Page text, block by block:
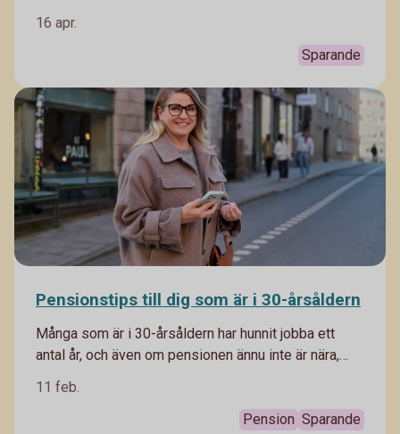
vara klokt att spara i olika sparformer. Häng med,
Madelén Falkenhäll, Swedbanks ekonom för
16 apr.
Sparande
Pensionstips till dig som är i 30-årsåldern
Många som är i 30-årsåldern har hunnit jobba ett
antal år, och även om pensionen ännu inte är nära,
årsåldern. Här är pensionstipsen till dig som 30-
11 feb.
Pension Sparande